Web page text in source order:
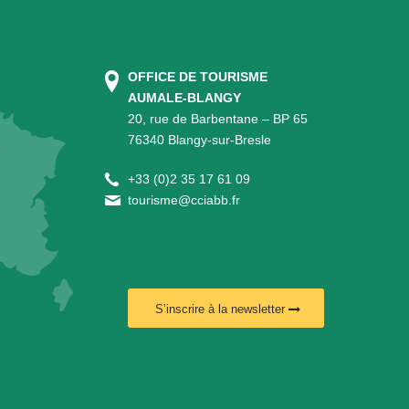
OFFICE DE TOURISME
AUMALE-BLANGY
20, rue de Barbentane – BP 65
76340 Blangy-sur-Bresle
+33 (0)2 35 17 61 09
tourisme@cciabb.fr
S’inscrire à la newsletter